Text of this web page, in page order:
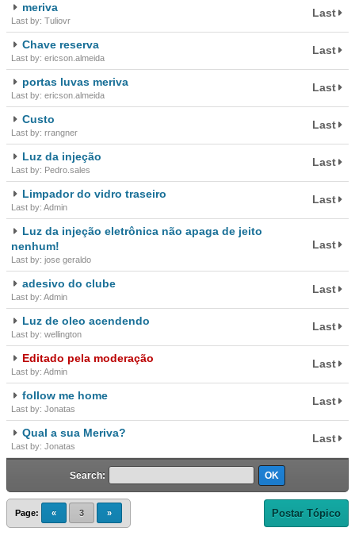
meriva
Last by: Tuliovr
Last
Chave reserva
Last by: ericson.almeida
Last
portas luvas meriva
Last by: ericson.almeida
Last
Custo
Last by: rrangner
Last
Luz da injeção
Last by: Pedro.sales
Last
Limpador do vidro traseiro
Last by: Admin
Last
Luz da injeção eletrônica não apaga de jeito
nenhum!
Last by: jose geraldo
Last
adesivo do clube
Last by: Admin
Last
Luz de oleo acendendo
Last by: wellington
Last
Editado pela moderação
Last by: Admin
Last
follow me home
Last by: Jonatas
Last
Qual a sua Meriva?
Last by: Jonatas
Last
Search:
Page: « 3 » Postar Tópico